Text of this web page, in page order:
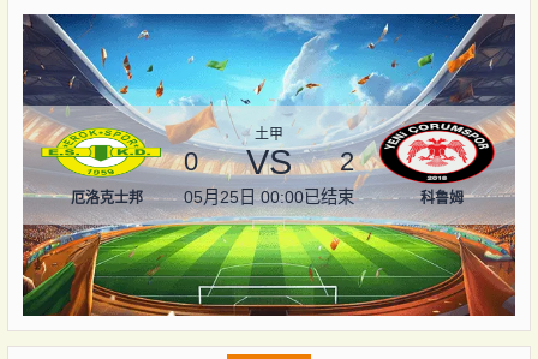
闻
厄洛克士邦
土甲
0 VS 2
05月25日 00:00已结束 科鲁姆